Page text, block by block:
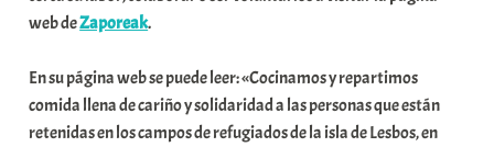
web deZaporeak.
En su página web se puede leer: «Cocinamos y repartimos
comida llena de cariño y solidaridad a las personas que están
retenidas en los campos de refugiados de la isla de Lesbos, en